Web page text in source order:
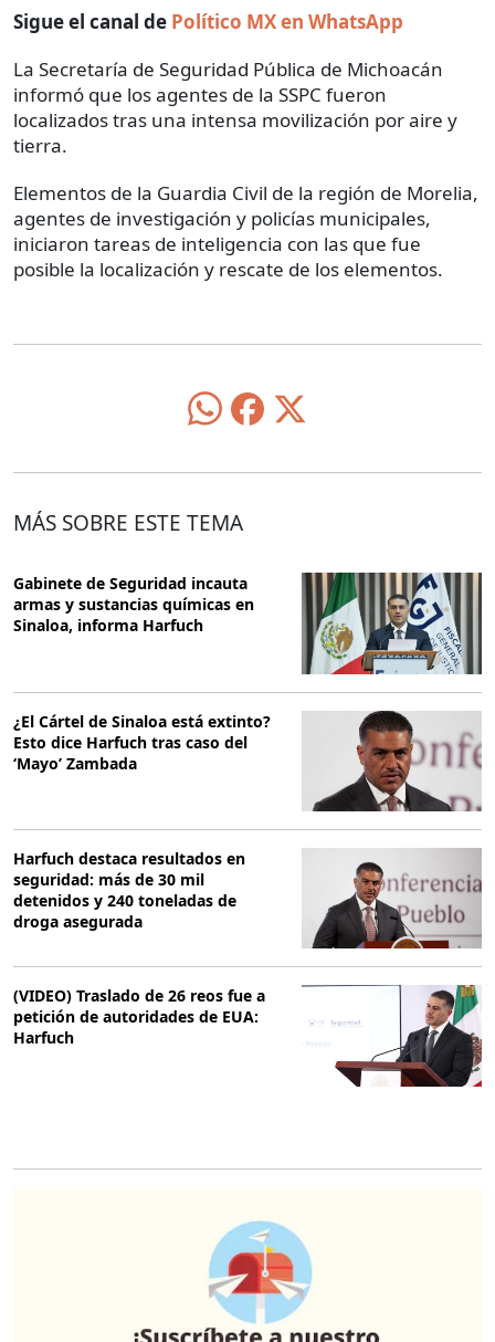
Sigue el canal de Político MX en WhatsApp
La Secretaría de Seguridad Pública de Michoacán
informó que los agentes de la SSPC fueron
localizados tras una intensa movilización por aire y
tierra.
Elementos de la Guardia Civil de la región de Morelia,
agentes de investigación y policías municipales,
iniciaron tareas de inteligencia con las que fue
posible la localización y rescate de los elementos.
MÁS SOBRE ESTE TEMA
Gabinete de Seguridad incauta
armas y sustancias químicas en
Sinaloa, informa Harfuch
¿El Cártel de Sinaloa está extinto?
Esto dice Harfuch tras caso del
‘Mayo’ Zambada
Harfuch destaca resultados en
seguridad: más de 30 mil
detenidos y 240 toneladas de
droga asegurada
(VIDEO) Traslado de 26 reos fue a
petición de autoridades de EUA:
Harfuch